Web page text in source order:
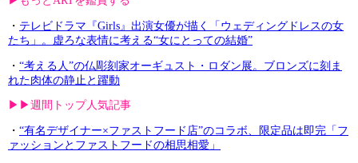
・ テレビドラマ『Girls』出演女優が描く「ウェディングドレスの女
たち」。虚ろな表情に考える“女にとっての結婚”
・ “考える人”の仏彫刻家オーギュスト・ロダン展。ブロンズに刻ま
れた肉体の静止と躍動
▶︎▶︎週間トップ人気記事
・ “有名デザイナー×ファストフード店”のコラボ、限定品は即完「フ
ァッションとファストフードの相思相愛」